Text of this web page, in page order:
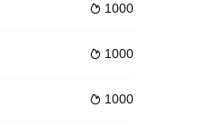
 1000
 1000
 1000